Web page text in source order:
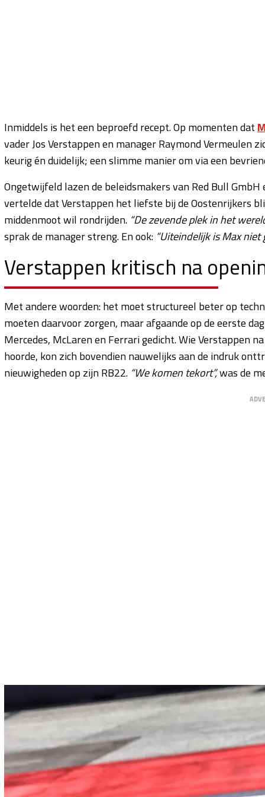
Inmiddels is het een beproefd recept. Op momenten dat
vader Jos Verstappen en manager Raymond Vermeulen
keurig én duidelijk; een slimme manier om via een
Ongetwijfeld lazen de beleidsmakers van Red Bull
vertelde dat Verstappen het liefste bij de Oostenrijkers
middenmoot wil rondrijden. “De zevende plek in het
sprak de manager streng. En ook: “Uiteindelijk is Max
Verstappen kritisch na
Met andere woorden: het moet structureel beter op
moeten daarvoor zorgen, maar afgaande op de eerste
Mercedes, McLaren en Ferrari gedicht. Wie Verstappen
hoorde, kon zich bovendien nauwelijks aan de indruk
nieuwigheden op zijn RB22. “We komen tekort”,was de